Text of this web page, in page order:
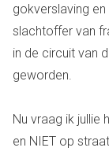
gokverslaving
slachtoffer van
in de circuit van
geworden.
Nu vraag ik jullie
en NIET op